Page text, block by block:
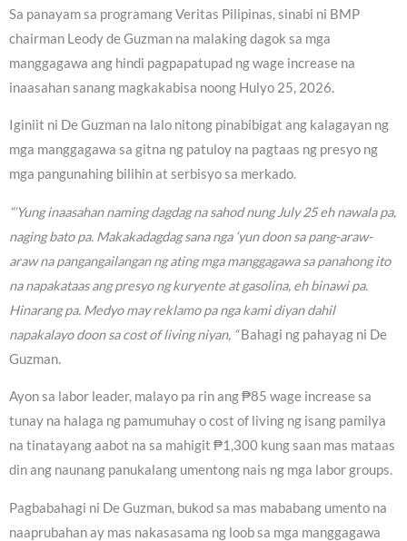
Sa panayam sa programang Veritas Pilipinas, sinabi ni BMP
chairman Leody de Guzman na malaking dagok sa mga
manggagawa ang hindi pagpapatupad ng wage increase na
inaasahan sanang magkakabisa noong Hulyo 25, 2026.
Iginiit ni De Guzman na lalo nitong pinabibigat ang kalagayan ng
mga manggagawa sa gitna ng patuloy na pagtaas ng presyo ng
mga pangunahing bilihin at serbisyo sa merkado.
“‘Yung inaasahan naming dagdag na sahod nung July 25 eh nawala pa,
naging bato pa. Makakadagdag sana nga ‘yun doon sa pang-araw-
araw na pangangailangan ng ating mga manggagawa sa panahong ito
na napakataas ang presyo ng kuryente at gasolina, eh binawi pa.
Hinarang pa. Medyo may reklamo pa nga kami diyan dahil
napakalayo doon sa cost of living niyan, “Bahagi ng pahayag ni De
Guzman.
Ayon sa labor leader, malayo pa rin ang ₱85 wage increase sa
tunay na halaga ng pamumuhay o cost of living ng isang pamilya
na tinatayang aabot na sa mahigit ₱1,300 kung saan mas mataas
din ang naunang panukalang umentong nais ng mga labor groups.
Pagbabahagi ni De Guzman, bukod sa mas mababang umento na
naaprubahan ay mas nakasasama ng loob sa mga manggagawa